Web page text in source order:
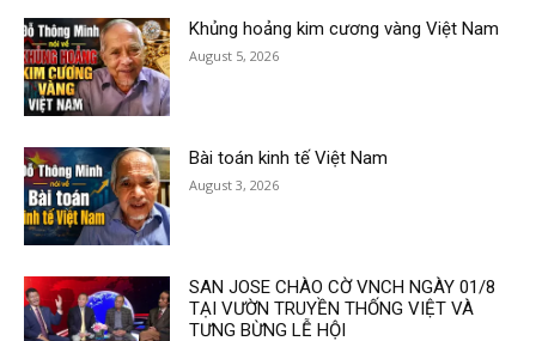
Khủng hoảng kim cương vàng Việt Nam
August 5, 2026
Bài toán kinh tế Việt Nam
August 3, 2026
SAN JOSE CHÀO CỜ VNCH NGÀY 01/8
TẠI VƯỜN TRUYỀN THỐNG VIỆT VÀ
TƯNG BỪNG LỄ HỘI